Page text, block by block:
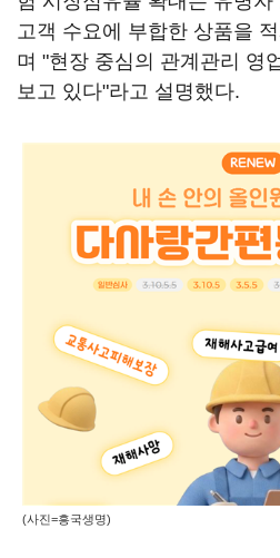
고객 수요에 부합한 상품을
며 "현장 중심의 관계관리 영
보고 있다"라고 설명했다.
(사진=흥국생명)